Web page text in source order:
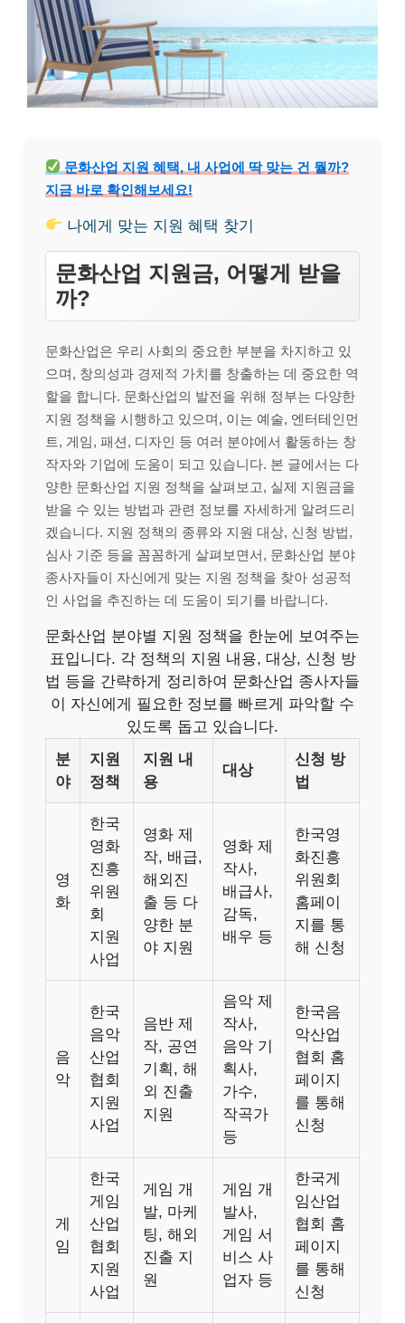
문화산업 지원 혜택, 내 사업에 딱 맞는 건 뭘까?
지금 바로 확인해보세요!
나에게 맞는 지원 혜택 찾기
문화산업 지원금, 어떻게 받을
까?
문화산업은 우리 사회의 중요한 부분을 차지하고 있
으며, 창의성과 경제적 가치를 창출하는 데 중요한 역
할을 합니다. 문화산업의 발전을 위해 정부는 다양한
지원 정책을 시행하고 있으며, 이는 예술, 엔터테인먼
트, 게임, 패션, 디자인 등 여러 분야에서 활동하는 창
작자와 기업에 도움이 되고 있습니다. 본 글에서는 다
양한 문화산업 지원 정책을 살펴보고, 실제 지원금을
받을 수 있는 방법과 관련 정보를 자세하게 알려드리
겠습니다. 지원 정책의 종류와 지원 대상, 신청 방법,
심사 기준 등을 꼼꼼하게 살펴보면서, 문화산업 분야
종사자들이 자신에게 맞는 지원 정책을 찾아 성공적
인 사업을 추진하는 데 도움이 되기를 바랍니다.
문화산업 분야별 지원 정책을 한눈에 보여주는
표입니다. 각 정책의 지원 내용, 대상, 신청 방
법 등을 간략하게 정리하여 문화산업 종사자들
이 자신에게 필요한 정보를 빠르게 파악할 수
있도록 돕고 있습니다.
분
야
지원
정책
지원 내
용
대상
신청 방
법
영
화
한국
영화
진흥
위원
회
지원
사업
영화 제
작, 배급,
해외진
출 등 다
양한 분
야 지원
영화 제
작사,
배급사,
감독,
배우 등
한국영
화진흥
위원회
홈페이
지를 통
해 신청
음
악
한국
음악
산업
협회
지원
사업
음반 제
작, 공연
기획, 해
외 진출
지원
음악 제
작사,
음악 기
획사,
가수,
작곡가
등
한국음
악산업
협회 홈
페이지
를 통해
신청
게
임
한국
게임
산업
협회
지원
사업
게임 개
발, 마케
팅, 해외
진출 지
원
게임 개
발사,
게임 서
비스 사
업자 등
한국게
임산업
협회 홈
페이지
를 통해
신청